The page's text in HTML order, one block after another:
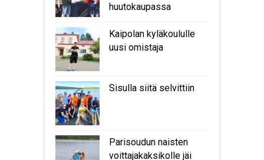
huutokaupassa
Kaipolan kyläkoululle
uusi omistaja
Sisulla siitä selvittiin
Parisoudun naisten
voittajakaksikolle jäi